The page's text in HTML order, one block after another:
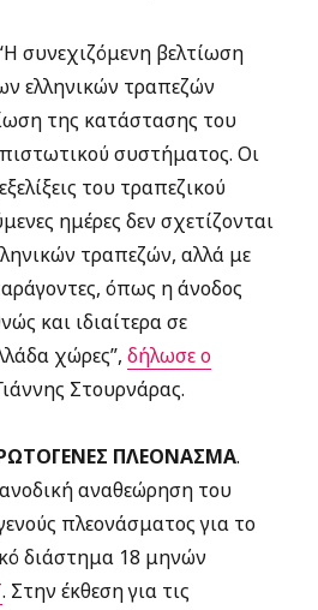
συνεχιζόμενη βελτίωση
ελληνικών τραπεζών
της κατάστασης του
συστήματος. Οι
του τραπεζικού
ημέρες δεν σχετίζονται
τραπεζών, αλλά με
όπως η άνοδος
και ιδιαίτερα σε
χώρες”,δήλωσε ο
Στουρνάρας.
ΠΛΕΟΝΑΣΜΑ.
αναθεώρηση του
πλεονάσματος για το
διάστημα 18 μηνών
. Στην έκθεση για τις